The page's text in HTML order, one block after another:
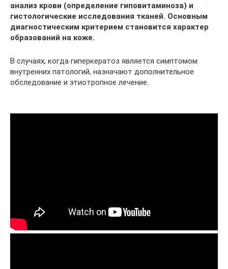
анализ крови (определение гиповитаминоза) и
гистологические исследования тканей. Основным
диагностическим критерием становится характер
образований на коже.
В случаях, когда гиперкератоз является симптомом
внутренних патологий, назначают дополнительное
обследование и этиотропное лечение.